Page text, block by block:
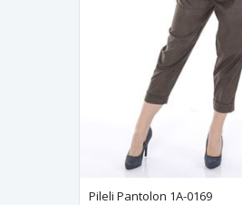
Pileli Pantolon 1A-0169